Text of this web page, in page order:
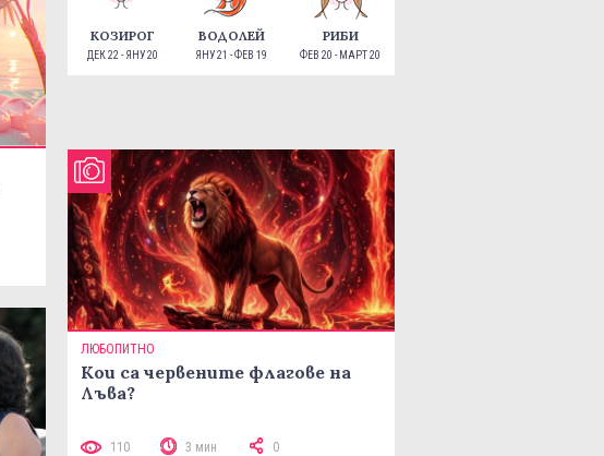
КОЗИРОГ
ДЕК 22 - ЯНУ 20
ВОДОЛЕЙ
ЯНУ 21 - ФЕВ 19
РИБИ
ФЕВ 20 - МАРТ 20
ЛЮБОПИТНО
Кои са червените флагове на
Лъва?
110 3 мин 0